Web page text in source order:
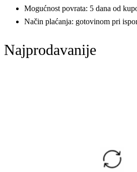
Mogućnost povrata: 5 dana od
Način plaćanja: gotovinom pri
Najprodavanije